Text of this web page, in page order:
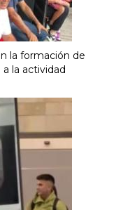
la formación de
la actividad